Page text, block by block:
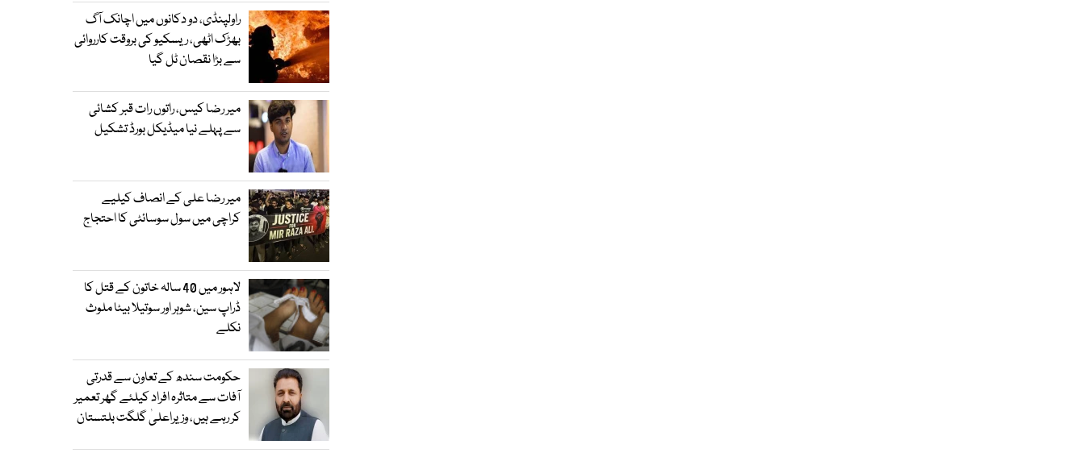
راولپنڈی، دو دکانوں میں اچانک آگ
بھڑک اٹھی، ریسکیو کی بروقت کارروائی
سے بڑا نقصان ٹل گیا
میر رضا کیس، راتوں رات قبر کشائی
سے پہلے نیا میڈیکل بورڈ تشکیل
میر رضا علی کے انصاف کیلیے
کراچی میں سول سوسائٹی کا احتجاج
لاہور میں 40 سالہ خاتون کے قتل کا
ڈراپ سین، شوہر اور سوتیلا بیٹا ملوث
نکلے
حکومت سندھ کے تعاون سے قدرتی
آفات سے متاثرہ افراد کیلئے گھر تعمیر
کر رہے ہیں، وزیراعلیٰ گلگت بلتستان